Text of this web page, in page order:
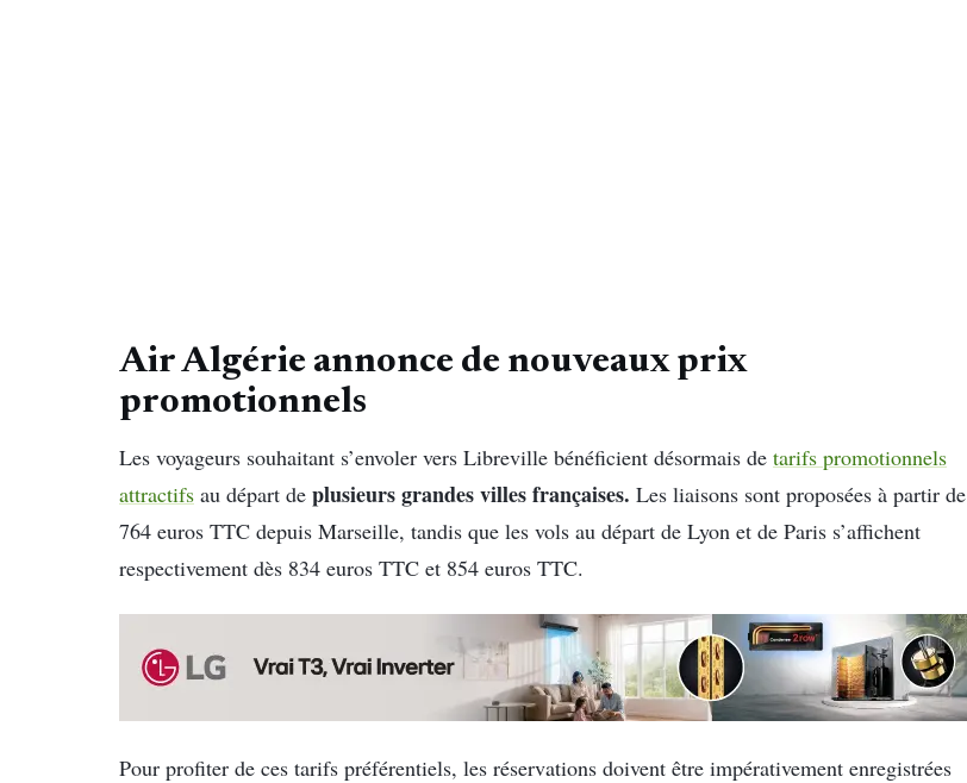
Air Algérie annonce de nouveaux prix
promotionnels
Les voyageurs souhaitant s’envoler vers Libreville bénéficient désormais de tarifs promotionnels
attractifs au départ de plusieurs grandes villes françaises. Les liaisons sont proposées à partir de
764 euros TTC depuis Marseille, tandis que les vols au départ de Lyon et de Paris s’affichent
respectivement dès 834 euros TTC et 854 euros TTC.
Pour profiter de ces tarifs préférentiels, les réservations doivent être impérativement enregistrées